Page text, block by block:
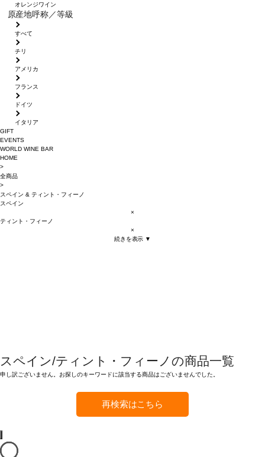
オレンジワイン
原産地呼称／等級
すべて
チリ
アメリカ
フランス
ドイツ
イタリア
GIFT
EVENTS
WORLD WINE BAR
HOME
>
全商品
>
スペイン & ティント・フィーノ
スペイン
×
ティント・フィーノ
×
続きを表示 ▼
スペイン/ティント・フィーノの商品一覧
申し訳ございません。お探しのキーワードに該当する商品はございませんでした。
再検索はこちら